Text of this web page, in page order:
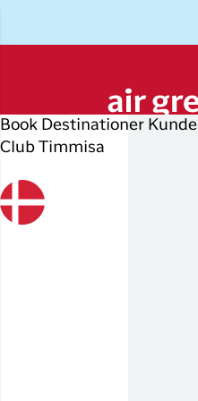
Book Destinationer
Club Timmisa
Planlæg
Min